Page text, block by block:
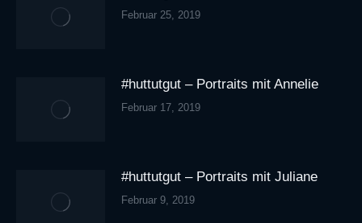
Februar 25, 2019
#huttutgut – Portraits mit Annelie
Februar 17, 2019
#huttutgut – Portraits mit Juliane
Februar 9, 2019